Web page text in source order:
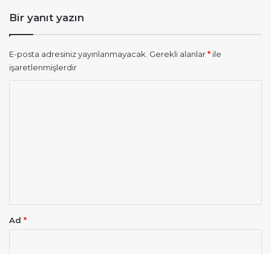
Bir yanıt yazın
E-posta adresiniz yayınlanmayacak. Gerekli alanlar* ile
işaretlenmişlerdir
Ad *